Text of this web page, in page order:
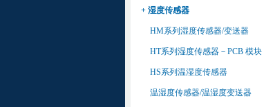
+ 湿度传感器
HM系列湿度传感器/变送器
HT系列湿度传感器－PCB 模块
HS系列温湿度传感器
温湿度传感器/温湿度变送器